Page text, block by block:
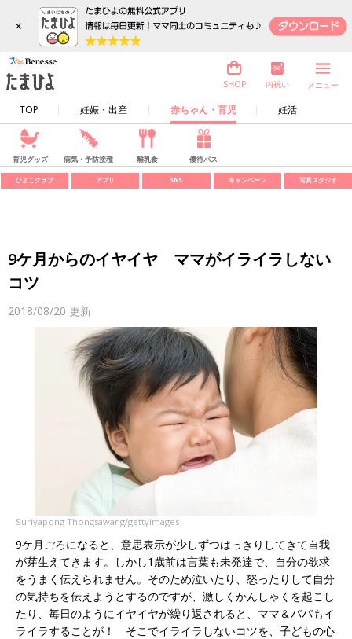
×
TOP 妊娠・出産 赤ちゃん・育児 妊活
SHOP 内祝い メニュー
育児グッズ 病気・予防接種 離乳食 優待パス
ひよこクラブ アプリ SNS キャンペーン 写真スタジオ
9ケ月からのイヤイヤ ママがイライラしない
コツ
2018/08/20 更新
Suriyapong Thongsawang/gettyimages
9ケ月ごろになると、意思表示が少しずつはっきりしてきて自我
が芽生えてきます。しかし1歳前は言葉も未発達で、自分の欲求
をうまく伝えられません。そのため泣いたり、怒ったりして自分
の気持ちを伝えようとするのですが、激しくかんしゃくを起こし
たり、毎日のようにイヤイヤが繰り返されると、ママ＆パパもイ
ライラすることが！ そこでイライラしないコツを、子どもの心